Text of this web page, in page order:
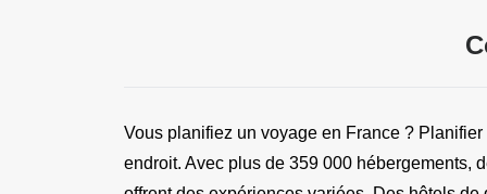
Vous planifiez un voyage en France ?
endroit. Avec plus de 359 000 hébergements,